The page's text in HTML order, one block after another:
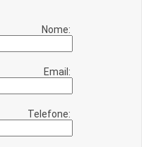
Nome:
Email:
Telefone: